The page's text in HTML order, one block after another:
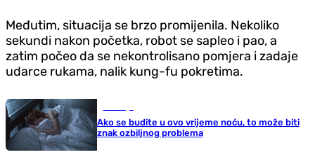
Međutim, situacija se brzo promijenila. Nekoliko
sekundi nakon početka, robot se sapleo i pao, a
zatim počeo da se nekontrolisano pomjera i zadaje
udarce rukama, nalik kung-fu pokretima.
Ako se budite u ovo vrijeme noću, to može biti
znak ozbiljnog problema